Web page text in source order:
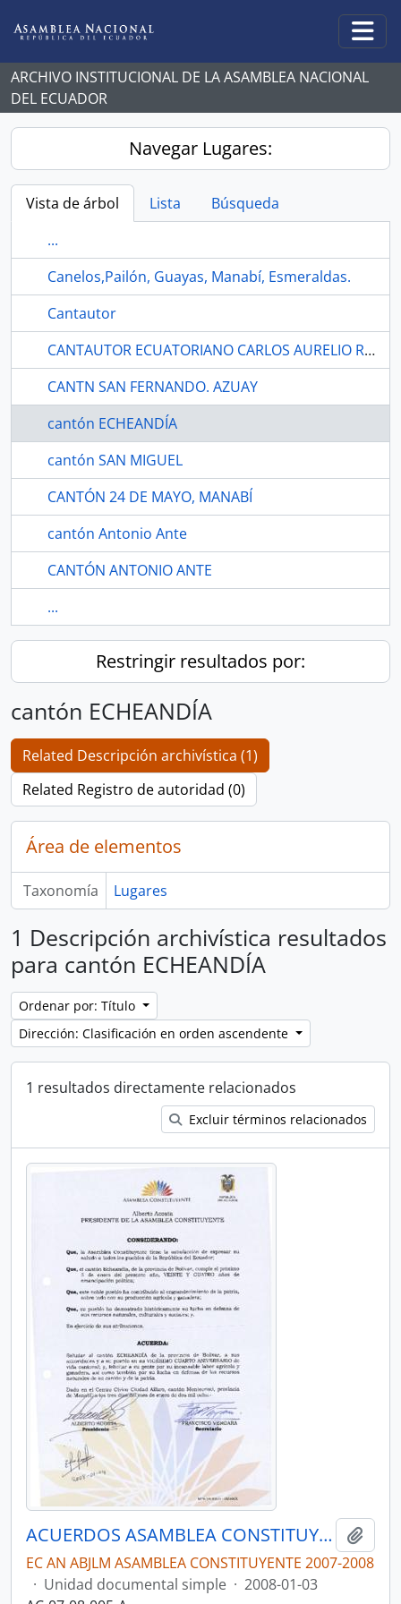
ARCHIVO INSTITUCIONAL DE LA ASAMBLEA NACIONAL
DEL ECUADOR
Navegar Lugares:
Vista de árbol Lista
Búsqueda
...
Canelos,Pailón, Guayas, Manabí, Esmeraldas.
Cantautor
CANTAUTOR ECUATORIANO CARLOS AURELIO RUBIRA
CANTN SAN FERNANDO. AZUAY
cantón ECHEANDÍA
cantón SAN MIGUEL
CANTÓN 24 DE MAYO, MANABÍ
cantón Antonio Ante
CANTÓN ANTONIO ANTE
...
Restringir resultados por:
cantón ECHEANDÍA
Related Descripción archivística (1)
Related Registro de autoridad (0)
Área de elementos
Taxonomía Lugares
1 Descripción archivística resultados
para cantón ECHEANDÍA
Ordenar por: Título
Dirección: Clasificación en orden ascendente
1 resultados directamente relacionados
Excluir términos relacionados
ACUERDOS ASAMBLEA CONSTITUYENTE 2007-2008
EC AN ABJLM ASAMBLEA CONSTITUYENTE 2007-2008
· Unidad documental simple · 2008-01-03